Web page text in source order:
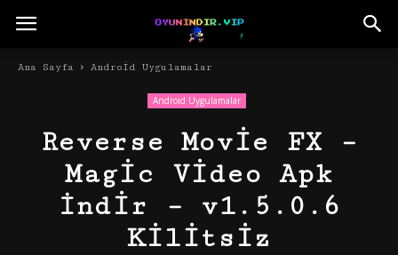
Ana Sayfa Android Uygulamalar
Android Uygulamalar
Reverse Movie FX –
Magic Video Apk
İndir – v1.5.0.6
Kilitsiz